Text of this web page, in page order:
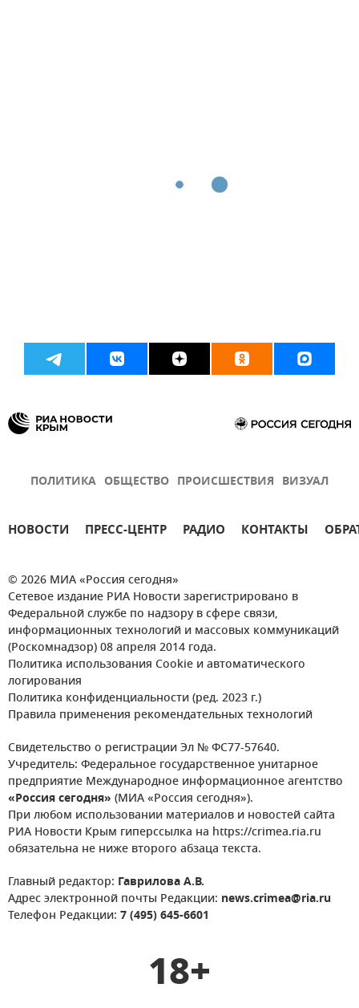
ПОЛИТИКА ОБЩЕСТВО ПРОИСШЕСТВИЯ ВИЗУАЛ
НОВОСТИ ПРЕСС-ЦЕНТР РАДИО КОНТАКТЫ
© 2026 МИА «Россия сегодня»
Сетевое издание РИА Новости зарегистрировано в
Федеральной службе по надзору в сфере связи,
информационных технологий и массовых коммуникаций
(Роскомнадзор) 08 апреля 2014 года.
Политика использования Cookie и автоматического
логирования
Политика конфиденциальности (ред. 2023 г.)
Правила применения рекомендательных технологий
Свидетельство о регистрации Эл № ФС77-57640.
Учредитель: Федеральное государственное унитарное
предприятие Международное информационное агентство
«Россия сегодня» (МИА «Россия сегодня»).
При любом использовании материалов и новостей сайта
РИА Новости Крым гиперссылка на https://crimea.ria.ru
обязательна не ниже второго абзаца текста.
Главный редактор: Гаврилова А.В.
Адрес электронной почты Редакции: news.crimea@ria.ru
Телефон Редакции: 7 (495) 645-6601
18+